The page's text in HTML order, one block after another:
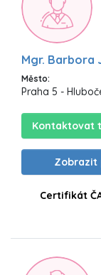
Mgr. Barbora
Město:
Praha 5 -
Kontaktovat
Zobrazit
Certifikát